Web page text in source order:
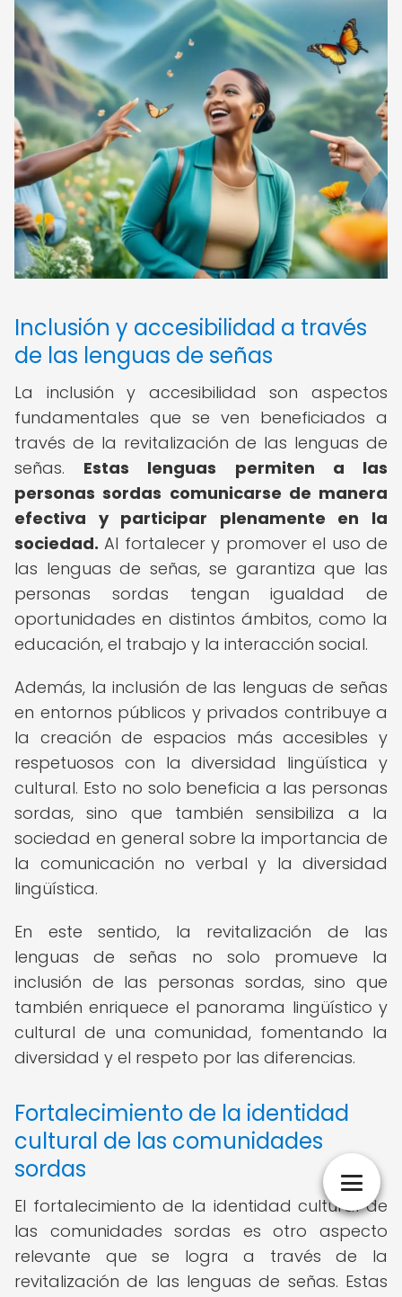
Inclusión y accesibilidad a través
de las lenguas de señas
La inclusión y accesibilidad son aspectos
fundamentales que se ven beneficiados a
través de la revitalización de las lenguas de
señas. Estas lenguas permiten a las
personas sordas comunicarse de manera
efectiva y participar plenamente en la
sociedad. Al fortalecer y promover el uso de
las lenguas de señas, se garantiza que las
personas sordas tengan igualdad de
oportunidades en distintos ámbitos, como la
educación, el trabajo y la interacción social.
Además, la inclusión de las lenguas de señas
en entornos públicos y privados contribuye a
la creación de espacios más accesibles y
respetuosos con la diversidad lingüística y
cultural. Esto no solo beneficia a las personas
sordas, sino que también sensibiliza a la
sociedad en general sobre la importancia de
la comunicación no verbal y la diversidad
lingüística.
En este sentido, la revitalización de las
lenguas de señas no solo promueve la
inclusión de las personas sordas, sino que
también enriquece el panorama lingüístico y
cultural de una comunidad, fomentando la
diversidad y el respeto por las diferencias.
Fortalecimiento de la identidad
cultural de las comunidades
sordas
El fortalecimiento de la identidad cultural de
las comunidades sordas es otro aspecto
relevante que se logra a través de la
revitalización de las lenguas de señas. Estas